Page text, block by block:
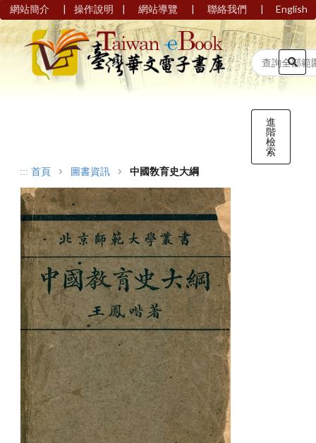
網站簡介 | 操作說明 | 網站導覽 | 聯絡我們 | English
進
階
檢
索
::: 首頁 圖書資訊 中國敎育史大綱